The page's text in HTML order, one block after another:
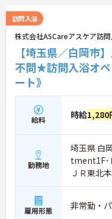
訪問入浴
株式会社ASCareアスケア訪
【埼玉県／白岡市
不問★訪問入浴オ
ート》
給料 時給1,280
勤務地
埼玉県 白
tment1F･
ＪＲ東北
分
雇用形態 非常勤・